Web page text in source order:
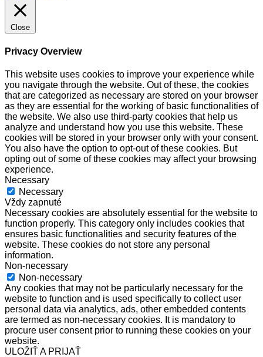
Close
Privacy Overview
This website uses cookies to improve your experience while
you navigate through the website. Out of these, the cookies
that are categorized as necessary are stored on your browser
as they are essential for the working of basic functionalities of
the website. We also use third-party cookies that help us
analyze and understand how you use this website. These
cookies will be stored in your browser only with your consent.
You also have the option to opt-out of these cookies. But
opting out of some of these cookies may affect your browsing
experience.
Necessary
Necessary
Vždy zapnuté
Necessary cookies are absolutely essential for the website to
function properly. This category only includes cookies that
ensures basic functionalities and security features of the
website. These cookies do not store any personal
information.
Non-necessary
Non-necessary
Any cookies that may not be particularly necessary for the
website to function and is used specifically to collect user
personal data via analytics, ads, other embedded contents
are termed as non-necessary cookies. It is mandatory to
procure user consent prior to running these cookies on your
website.
ULOŽIŤ A PRIJAŤ